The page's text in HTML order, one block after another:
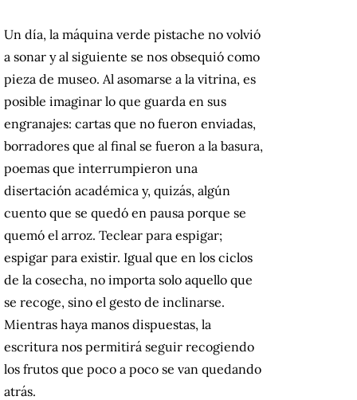
Un día, la máquina verde pistache no volvió
a sonar y al siguiente se nos obsequió como
pieza de museo. Al asomarse a la vitrina, es
posible imaginar lo que guarda en sus
engranajes: cartas que no fueron enviadas,
borradores que al final se fueron a la basura,
poemas que interrumpieron una
disertación académica y, quizás, algún
cuento que se quedó en pausa porque se
quemó el arroz. Teclear para espigar;
espigar para existir. Igual que en los ciclos
de la cosecha, no importa solo aquello que
se recoge, sino el gesto de inclinarse.
Mientras haya manos dispuestas, la
escritura nos permitirá seguir recogiendo
los frutos que poco a poco se van quedando
atrás.